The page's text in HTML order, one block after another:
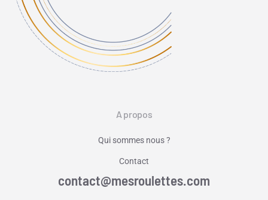
A propos
Qui sommes nous ?
Contact
contact@mesroulettes.com